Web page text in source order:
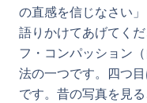
の直感を信じなさい
語りかけてあげてく
フ・コンパッション
法の一つです。四つ
です。昔の写真を見